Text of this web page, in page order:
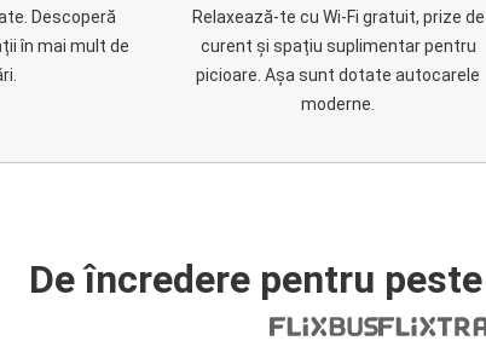
Descoperă
în mai mult de
Relaxează-te cu Wi-Fi gratuit, prize de
curent și spațiu suplimentar pentru
picioare. Așa sunt dotate autocarele
moderne.
De încredere pentru